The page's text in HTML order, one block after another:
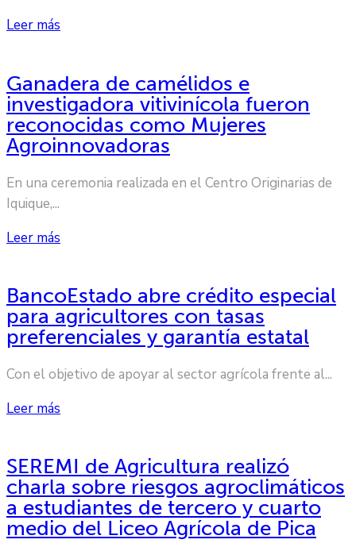
Leer más
Ganadera de camélidos e
investigadora vitivinícola fueron
reconocidas como Mujeres
Agroinnovadoras
En una ceremonia realizada en el Centro Originarias de
Iquique,...
Leer más
BancoEstado abre crédito especial
para agricultores con tasas
preferenciales y garantía estatal
Con el objetivo de apoyar al sector agrícola frente al...
Leer más
SEREMI de Agricultura realizó
charla sobre riesgos agroclimáticos
a estudiantes de tercero y cuarto
medio del Liceo Agrícola de Pica